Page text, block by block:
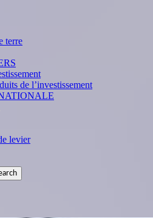
terre
de l’investissement
levier